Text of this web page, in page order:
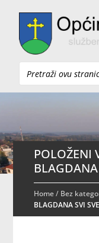
Pretraži
POLOŽENI
BLAGDANA
Home/ Bez
BLAGDANA SVI